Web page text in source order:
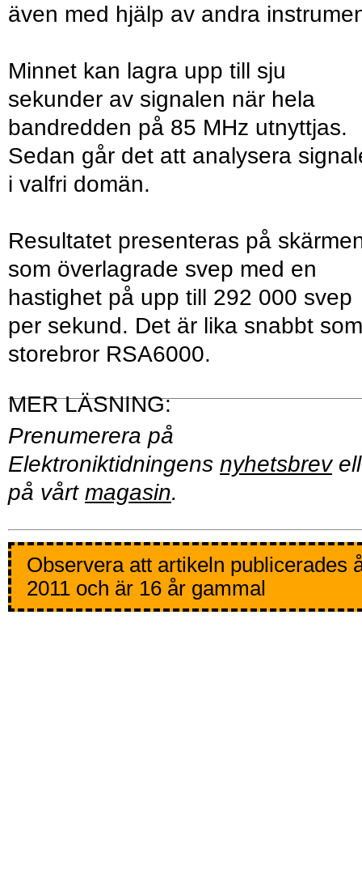
även med hjälp av andra
Minnet kan lagra upp till sju
sekunder av signalen när hela
bandredden på 85 MHz utnyttjas.
Sedan går det att analysera
i valfri domän.
Resultatet presenteras på
som överlagrade svep med en
hastighet på upp till 292 000 svep
per sekund. Det är lika snabbt som
storebror RSA6000.
Prenumerera på
Elektroniktidningens nyhetsbrev
på vårt magasin.
Observera att artikeln publicerades
2011 och är 16 år gammal